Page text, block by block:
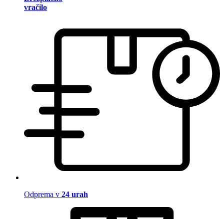
vračilo
Odprema v 24 urah